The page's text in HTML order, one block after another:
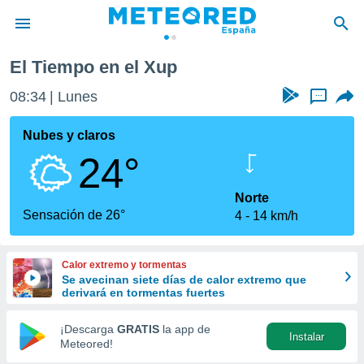
de
por
que se
calidad.
a este
las
y
forma
digital
basada
El Tiempo en el Xup
08:34 Lunes ...
Nubes y claros
24°
Sensación de 26°
Norte
4
14 km/h
Calor extremo y tormentas
Se avecinan siete días de calor extremo que
derivará en tormentas fuertes
¡Descarga GRATIS la app de
Meteored!
Instalar